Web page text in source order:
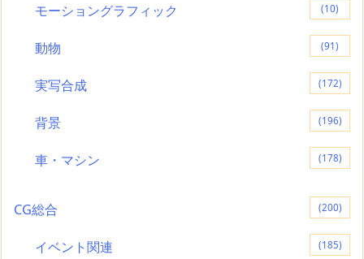
モーショングラフィック (10)
動物 (91)
実写合成 (172)
背景 (196)
車・マシン (178)
CG総合 (200)
イベント関連 (185)